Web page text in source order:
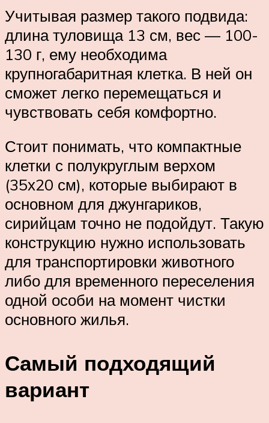
Учитывая размер такого подвида:
длина туловища 13 см, вес — 100-
130 г, ему необходима
крупногабаритная клетка. В ней он
сможет легко перемещаться и
чувствовать себя комфортно.
Стоит понимать, что компактные
клетки с полукруглым верхом
(35х20 см), которые выбирают в
основном для джунгариков,
сирийцам точно не подойдут. Такую
конструкцию нужно использовать
для транспортировки животного
либо для временного переселения
одной особи на момент чистки
основного жилья.
Самый подходящий
вариант